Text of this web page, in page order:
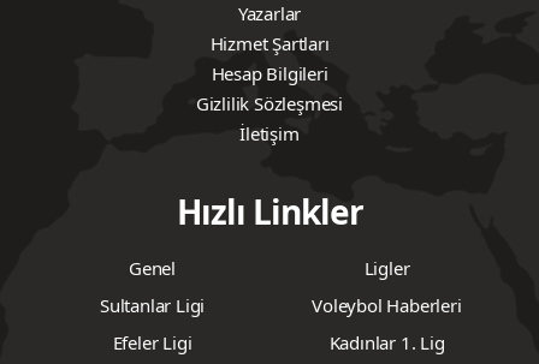
Yazarlar
Hizmet Şartları
Hesap Bilgileri
Gizlilik Sözleşmesi
İletişim
Hızlı Linkler
Genel
Ligler
Sultanlar Ligi
Voleybol Haberleri
Efeler Ligi
Kadınlar 1. Lig